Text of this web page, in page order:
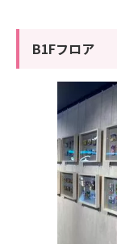
B1Fフロア